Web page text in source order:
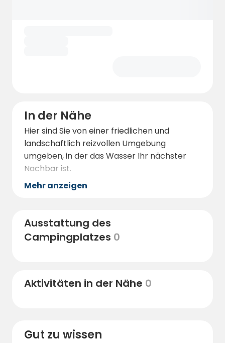
In der Nähe
Hier sind Sie von einer friedlichen und
landschaftlich reizvollen Umgebung
umgeben, in der das Wasser Ihr nächster
Nachbar ist.
Mehr anzeigen
Ausstattung des
Campingplatzes 0
Aktivitäten in der Nähe 0
Gut zu wissen